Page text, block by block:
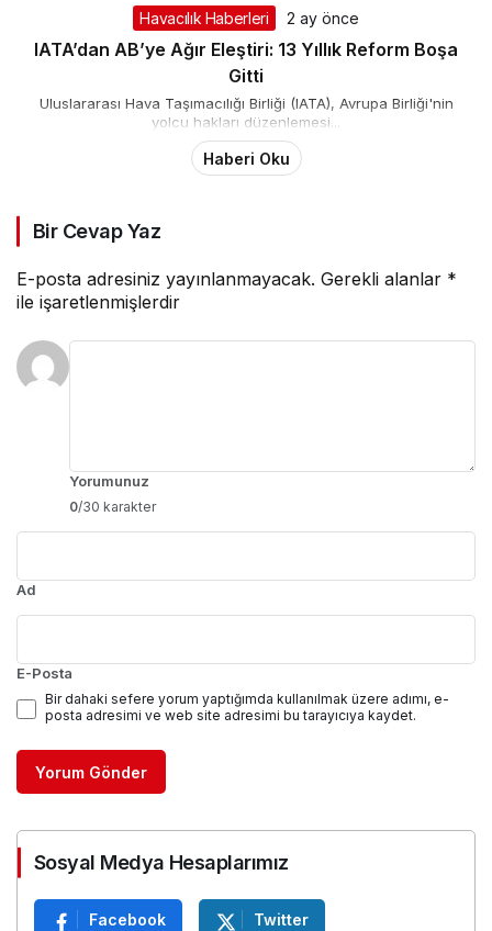
Havacılık Haberleri 2 ay önce
IATA’dan AB’ye Ağır Eleştiri: 13 Yıllık Reform Boşa
Gitti
Uluslararası Hava Taşımacılığı Birliği (IATA), Avrupa Birliği'nin
yolcu hakları düzenlemesi...
Haberi Oku
Bir Cevap Yaz
E-posta adresiniz yayınlanmayacak. Gerekli alanlar *
ile işaretlenmişlerdir
Yorumunuz
0/30 karakter
Ad
E-Posta
Bir dahaki sefere yorum yaptığımda kullanılmak üzere adımı, e-
posta adresimi ve web site adresimi bu tarayıcıya kaydet.
Yorum Gönder
Sosyal Medya Hesaplarımız
Facebook Twitter